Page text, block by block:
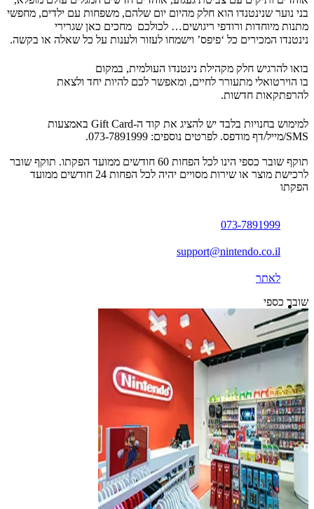
בני נוער שנינטנדו הוא חלק מהיום יום שלהם, משפחות עם ילדים, מחפשי
מתנות מיוחדות ורודפי ריגושים… לכולכם מחכים כאן שגרירי
נינטנדו המכירים כל ‘פיפס’ וישמחו לעזור ולענות על כל שאלה או בקשה.
בואו להרגיש חלק מקהילת נינטנדו העולמית, במקום
בו הוירטואלי מתעורר לחיים, ומאפשר לכם להיות יחד ולצאת
להרפתקאות חדשות.
למימוש בחנויות בלבד יש להציג את קוד ה-Gift Card באמצעות
SMS/מייל/דף מודפס. לפרטים נוספים: 073-7891999.
תוקף שובר כספי הינו לכל הפחות 60 חודשים ממועד הפקתו. תוקף שובר
לרכישת מוצר או שירות מסויים יהיה לכל הפחות 24 חודשים ממועד
הפקתו
073-7891999
support@nintendo.co.il
לאתר
שובר כספי